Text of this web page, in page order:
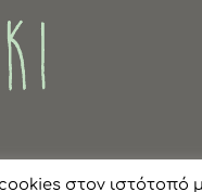
στον ιστότοπό